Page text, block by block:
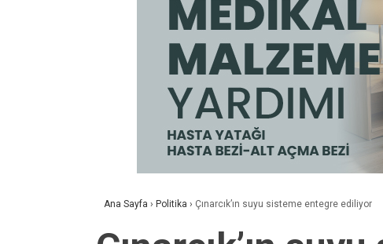
Ana Sayfa › Politika › Çınarcık’ın suyu sisteme entegre ediliyor